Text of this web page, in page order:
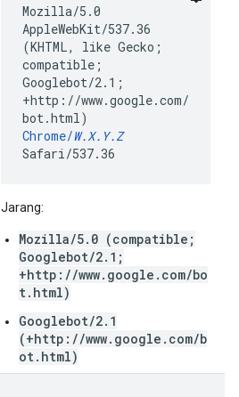
Mozilla/5.0
AppleWebKit/537.36
(KHTML, like Gecko;
compatible;
Googlebot/2.1;
+http://www.google.com/
bot.html)
Chrome/W.X.Y.Z
Safari/537.36
Jarang:
Mozilla/5.0 (compatible;
Googlebot/2.1;
+http://www.google.com/bo
t.html)
Googlebot/2.1
(+http://www.google.com/b
ot.html)